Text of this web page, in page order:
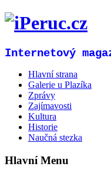
Internetový
Hlavní strana
Galerie u Plazíka
Zprávy
Zajímavosti
Kultura
Historie
Naučná stezka
Hlavní Menu